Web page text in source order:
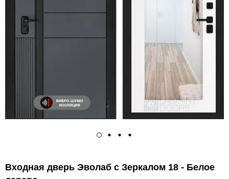
Входная дверь Эволаб с Зеркалом 18 - Белое